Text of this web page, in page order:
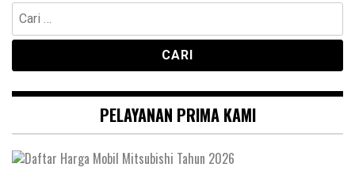
Cari
untuk:
PELAYANAN PRIMA KAMI